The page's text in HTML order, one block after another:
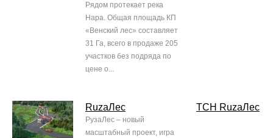
Рядом протекает река
Нара. Общая площадь КП
«Венский лес» составляет
31 Га, всего в продаже 205
участков без подряда по
цене о...
RuzaЛес
РузаЛес – новый
масштабный проект, игра
ТСН RuzaЛес